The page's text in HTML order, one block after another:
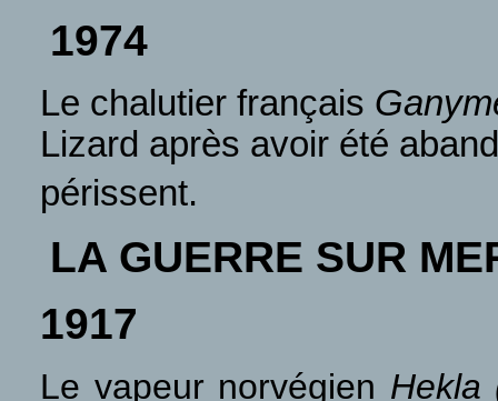
1974
Le chalutier français
Lizard après avoir été
périssent.
LA GUERRE SUR
1917
Le vapeur norvégien Hekla